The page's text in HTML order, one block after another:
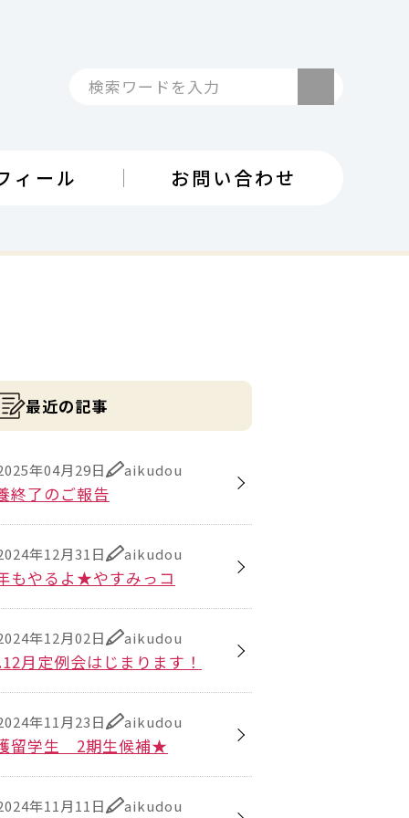
ィール お問い合わせ
最近の記事
終了のご報告
年04月29日 aikudou
もやるよ★やすみっコ
年12月31日 aikudou
月定例会はじまります！
年12月02日 aikudou
留学生 2期生候補★
年11月23日 aikudou
年11月11日 aikudou